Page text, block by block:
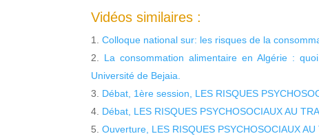
Vidéos similaires :
Colloque national sur: les risques de la
La consommation alimentaire en Algérie :
Université de Bejaia.
Débat, 1ère session, LES RISQUES
Débat, LES RISQUES PSYCHOSOCIAUX AU
Ouverture, LES RISQUES PSYCHOSOCIAUX